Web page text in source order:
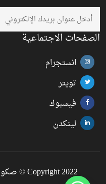
الصفحات الاجتماعية
انستجرام
تويتر
فيسبوك
لينكدن
Copyright 2022 © صكوك الحجاز للخدمات العقارية.